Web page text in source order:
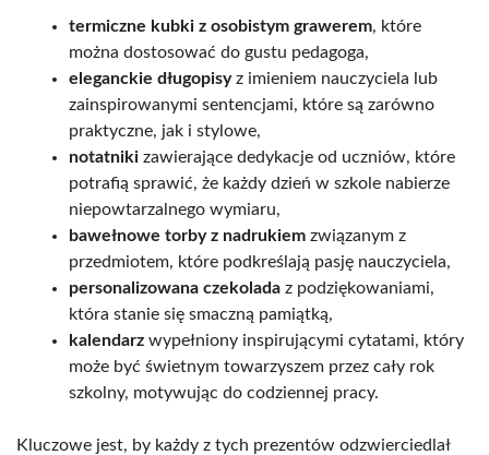
termiczne kubki z osobistym grawerem, które
można dostosować do gustu pedagoga,
eleganckie długopisyz imieniem nauczyciela lub
zainspirowanymi sentencjami, które są zarówno
praktyczne, jak i stylowe,
notatniki zawierające dedykacje od uczniów, które
potrafią sprawić, że każdy dzień w szkole nabierze
niepowtarzalnego wymiaru,
bawełnowe torby z nadrukiem związanym z
przedmiotem, które podkreślają pasję nauczyciela,
personalizowana czekolada z podziękowaniami,
która stanie się smaczną pamiątką,
kalendarz wypełniony inspirującymi cytatami, który
może być świetnym towarzyszem przez cały rok
szkolny, motywując do codziennej pracy.
Kluczowe jest, by każdy z tych prezentów odzwierciedlał